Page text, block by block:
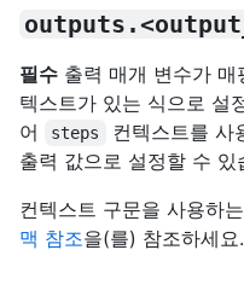
필수 출력 매개 변수가 매
텍스트가 있는 식으로 설
어
steps 컨텍스트를 사
출력 값으로 설정할 수 있
컨텍스트 구문을 사용하
맥 참조을(를) 참조하세요.